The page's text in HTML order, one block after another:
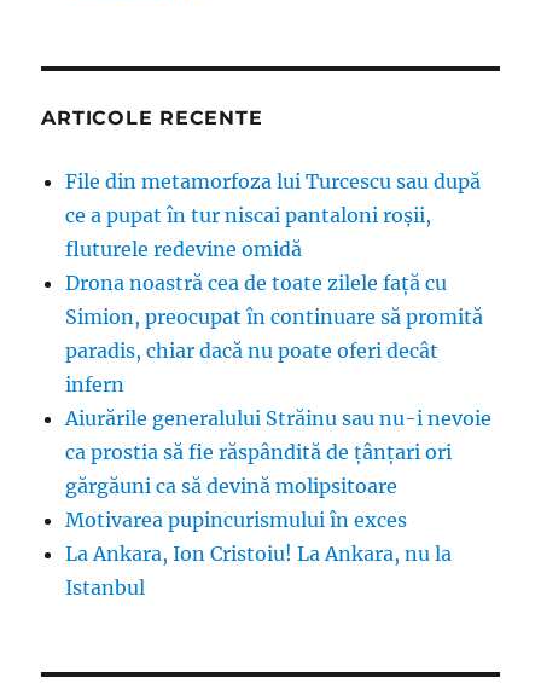
ARTICOLE RECENTE
File din metamorfoza lui Turcescu sau după
ce a pupat în tur niscai pantaloni roșii,
fluturele redevine omidă
Drona noastră cea de toate zilele față cu
Simion, preocupat în continuare să promită
paradis, chiar dacă nu poate oferi decât
infern
Aiurările generalului Străinu sau nu-i nevoie
ca prostia să fie răspândită de țânțari ori
gărgăuni ca să devină molipsitoare
Motivarea pupincurismului în exces
La Ankara, Ion Cristoiu! La Ankara, nu la
Istanbul